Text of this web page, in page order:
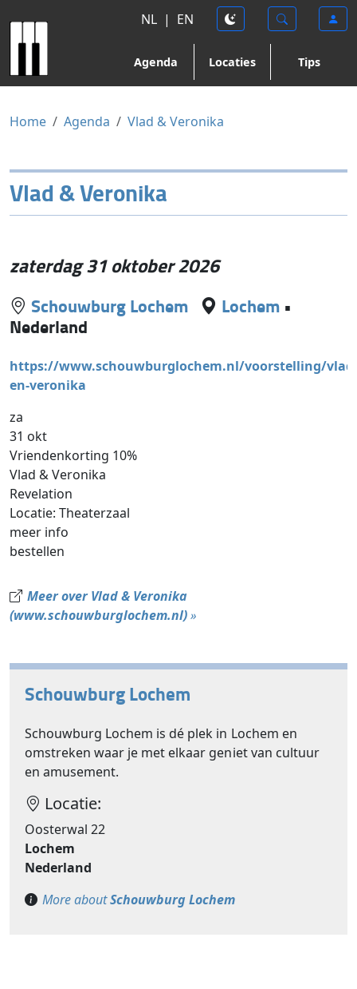
NL | EN
Agenda Locaties Tips
Home Agenda Vlad & Veronika
Vlad & Veronika
zaterdag 31 oktober 2026
Schouwburg Lochem Lochem •
Nederland
https://www.schouwburglochem.nl/voorstelling/
en-veronika
za
31 okt
Vriendenkorting 10%
Vlad & Veronika
Revelation
Locatie: Theaterzaal
meer info
bestellen
Meer over Vlad & Veronika
(www.schouwburglochem.nl)»
Schouwburg Lochem
Schouwburg Lochem is dé plek in Lochem en
omstreken waar je met elkaar geniet van cultuur
en amusement.
Locatie:
Oosterwal 22
Lochem
Nederland
More aboutSchouwburg Lochem